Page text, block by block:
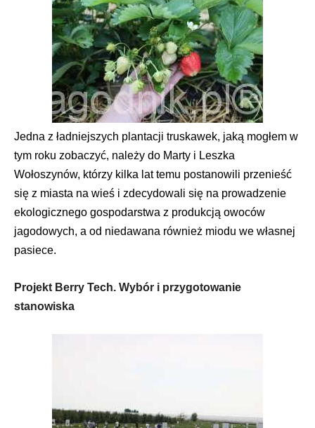
Jedna z ładniejszych plantacji truskawek, jaką mogłem w
tym roku zobaczyć, należy do Marty i Leszka
Wołoszynów, którzy kilka lat temu postanowili przenieść
się z miasta na wieś i zdecydowali się na prowadzenie
ekologicznego gospodarstwa z produkcją owoców
jagodowych, a od niedawana również miodu we własnej
pasiece.
Projekt Berry Tech. Wybór i przygotowanie
stanowiska